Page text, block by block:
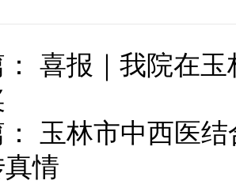
喜报｜我院在玉
玉林市中西医
情